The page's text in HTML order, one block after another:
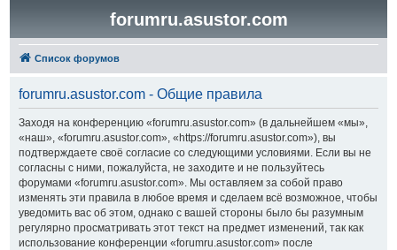
forumru.asustor.com
Список форумов
forumru.asustor.com - Общие правила
Заходя на конференцию «forumru.asustor.com» (в дальнейшем «мы»,
«наш», «forumru.asustor.com», «https://forumru.asustor.com»), вы
подтверждаете своё согласие со следующими условиями. Если вы не
согласны с ними, пожалуйста, не заходите и не пользуйтесь
форумами «forumru.asustor.com». Мы оставляем за собой право
изменять эти правила в любое время и сделаем всё возможное, чтобы
уведомить вас об этом, однако с вашей стороны было бы разумным
регулярно просматривать этот текст на предмет изменений, так как
использование конференции «forumru.asustor.com» после